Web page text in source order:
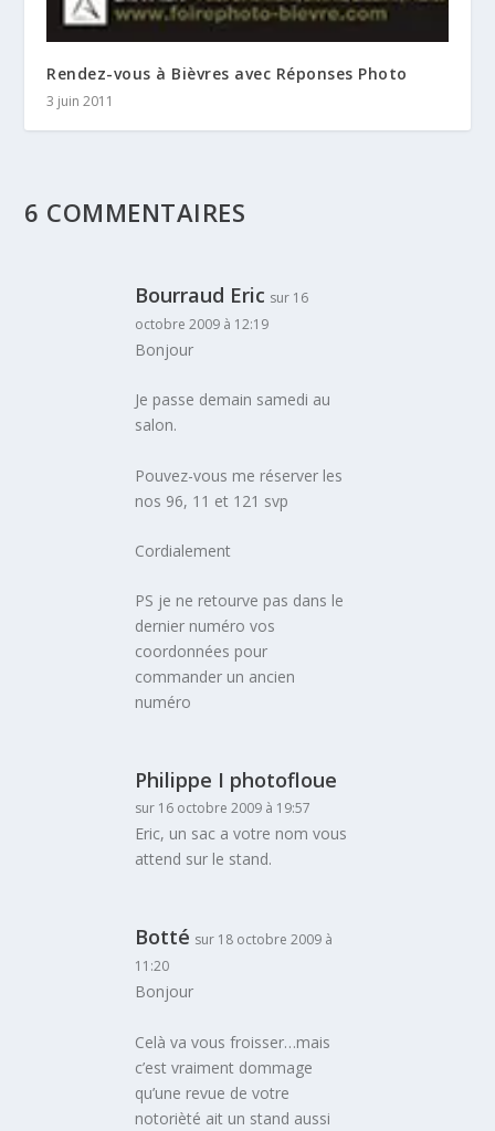
Rendez-vous à Bièvres avec Réponses Photo
3 juin 2011
6 COMMENTAIRES
Bourraud Eric sur 16
octobre 2009 à 12:19
Bonjour
Je passe demain samedi au
salon.
Pouvez-vous me réserver les
nos 96, 11 et 121 svp
Cordialement
PS je ne retourve pas dans le
dernier numéro vos
coordonnées pour
commander un ancien
numéro
Philippe I photofloue
sur 16 octobre 2009 à 19:57
Eric, un sac a votre nom vous
attend sur le stand.
Botté sur 18 octobre 2009 à
11:20
Bonjour
Celà va vous froisser…mais
c’est vraiment dommage
qu’une revue de votre
notorièté ait un stand aussi